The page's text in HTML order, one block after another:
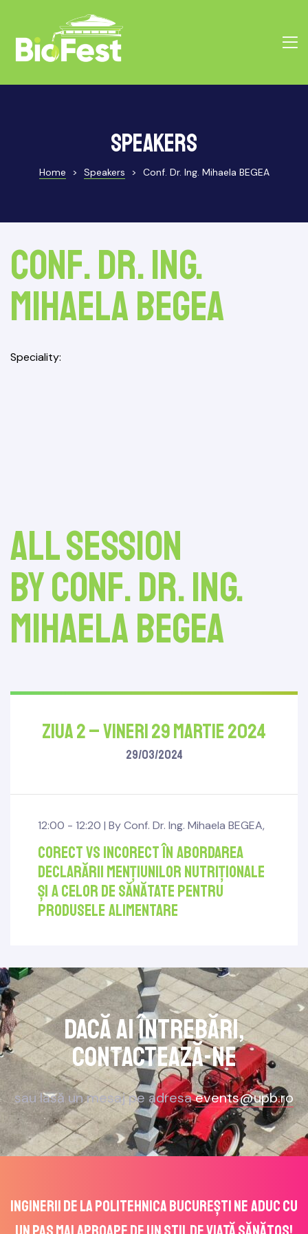
Speakers
Home > Speakers > Conf. Dr. Ing. Mihaela BEGEA
Conf. Dr. Ing.
Mihaela BEGEA
Speciality
All session
by Conf. Dr. Ing.
Mihaela BEGEA
ZIUA 2 – Vineri 29 Martie 2024
29/03/2024
12:00 - 12:20 | ByConf. Dr. Ing. Mihaela BEGEA,
Corect vs incorect în abordarea
declarării mențiunilor nutriționale
și a celor de sănătate pentru
produsele alimentare
Dacă ai întrebări,
contactează-ne
sau lasă un mesaj pe adresaevents@upb.ro
Inginerii de la POLITEHNICA București ne aduc cu